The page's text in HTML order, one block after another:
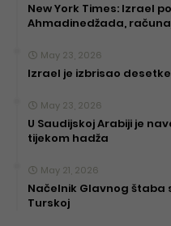
New York Times: Izrael
Ahmadinedžada,
May 23, 2026
Izrael je izbrisao
May 23, 2026
U Saudijskoj Arabiji je
tijekom hadža
May 21, 2026
Načelnik Glavnog štaba
Turskoj